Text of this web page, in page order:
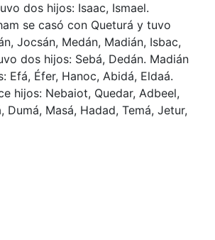
dos hijos: Isaac, Ismael.
se casó con Queturá y tuvo
Jocsán, Medán, Madián, Isbac,
dos hijos: Sebá, Dedán. Madián
Efá, Éfer, Hanoc, Abidá, Eldaá.
hijos: Nebaiot, Quedar, Adbeel,
Dumá, Masá, Hadad, Temá, Jetur,